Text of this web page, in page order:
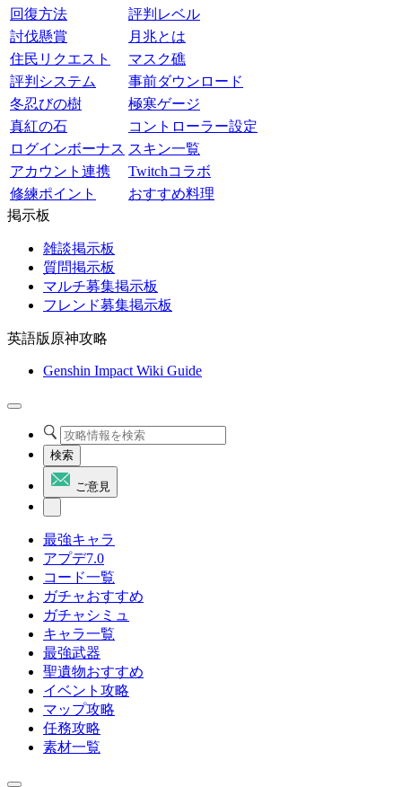
回復方法
評判レベル
討伐懸賞
月兆とは
住民リクエスト
マスク礁
評判システム
事前ダウンロード
冬忍びの樹
極寒ゲージ
真紅の石
コントローラー設定
ログインボーナス スキン一覧
アカウント連携
Twitchコラボ
修練ポイント
おすすめ料理
掲示板
雑談掲示板
質問掲示板
マルチ募集掲示板
フレンド募集掲示板
英語版原神攻略
Genshin Impact Wiki Guide
検索
ご意見
最強キャラ
アプデ7.0
コード一覧
ガチャおすすめ
ガチャシミュ
キャラ一覧
最強武器
聖遺物おすすめ
イベント攻略
マップ攻略
任務攻略
素材一覧